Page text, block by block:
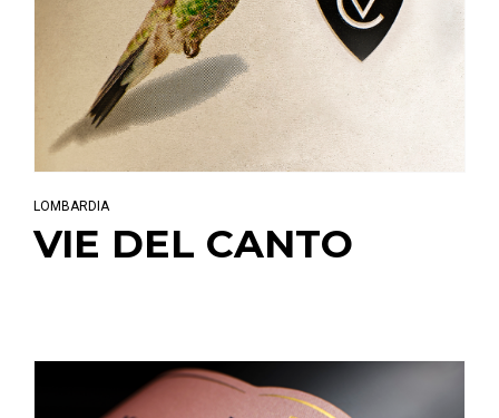
LOMBARDIA
VIE DEL CANTO